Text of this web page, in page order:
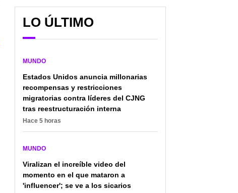
LO ÚLTIMO
MUNDO
Estados Unidos anuncia millonarias
recompensas y restricciones
migratorias contra líderes del CJNG
tras reestructuración interna
Hace 5 horas
MUNDO
Viralizan el increíble video del
momento en el que mataron a
'influencer'; se ve a los sicarios